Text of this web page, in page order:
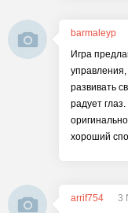
barmaleyp
Игра
развивать
радует
хороший
arrif754
3